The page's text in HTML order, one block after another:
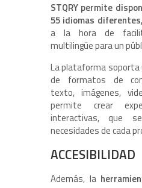
STQRY permite
55 idiomas diferentes,
a la hora de
multilingüe para un
La plataforma soporta
de formatos de
texto, imágenes,
permite crear
interactivas, que
necesidades de cada
ACCESIBILIDAD
Además, la